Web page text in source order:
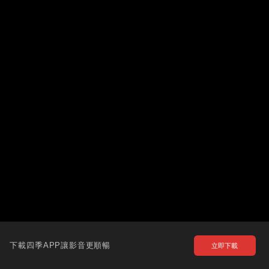
下載四季APP讓影音更順暢 立即下載